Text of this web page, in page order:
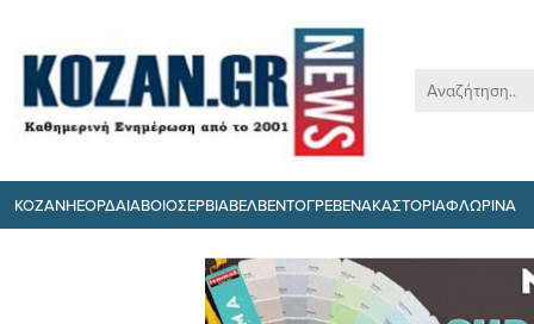
ΚΟΖΑΝΗΕΟΡΔΑΙΑΒΟΙΟΣΕΡΒΙΑΒΕΛΒΕΝΤΟΓΡΕΒΕΝΑΚΑΣΤΟΡΙΑΦΛΩΡΙΝΑ